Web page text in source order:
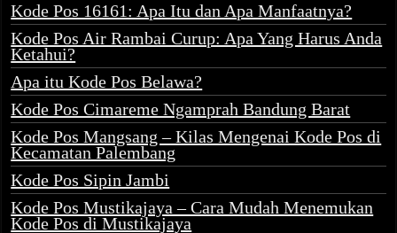
Kode Pos 16161: Apa Itu dan Apa Manfaatnya?
Kode Pos Air Rambai Curup: Apa Yang Harus Anda
Ketahui?
Apa itu Kode Pos Belawa?
Kode Pos Cimareme Ngamprah Bandung Barat
Kode Pos Mangsang – Kilas Mengenai Kode Pos di
Kecamatan Palembang
Kode Pos Sipin Jambi
Kode Pos Mustikajaya – Cara Mudah Menemukan
Kode Pos di Mustikajaya